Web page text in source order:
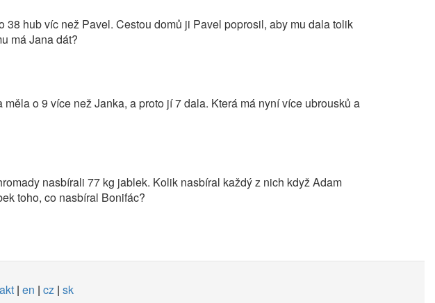
38 hub víc než Pavel. Cestou domů ji Pavel poprosil, aby mu dala tolik
má Jana dát?
o 9 více než Janka, a proto jí 7 dala. Která má nyní více ubrousků a
nasbírali 77 kg jablek. Kolik nasbíral každý z nich když Adam
toho, co nasbíral Bonifác?
| en | cz| sk